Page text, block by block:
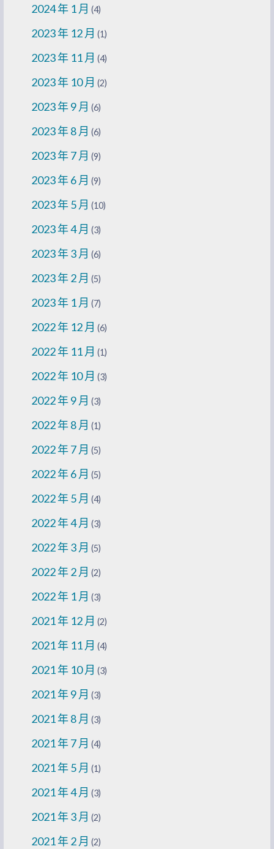
2024 年 1 月 (4)
2023 年 12 月 (1)
2023 年 11 月 (4)
2023 年 10 月 (2)
2023 年 9 月 (6)
2023 年 8 月 (6)
2023 年 7 月 (9)
2023 年 6 月 (9)
2023 年 5 月 (10)
2023 年 4 月 (3)
2023 年 3 月 (6)
2023 年 2 月 (5)
2023 年 1 月 (7)
2022 年 12 月 (6)
2022 年 11 月 (1)
2022 年 10 月 (3)
2022 年 9 月 (3)
2022 年 8 月 (1)
2022 年 7 月 (5)
2022 年 6 月 (5)
2022 年 5 月 (4)
2022 年 4 月 (3)
2022 年 3 月 (5)
2022 年 2 月 (2)
2022 年 1 月 (3)
2021 年 12 月 (2)
2021 年 11 月 (4)
2021 年 10 月 (3)
2021 年 9 月 (3)
2021 年 8 月 (3)
2021 年 7 月 (4)
2021 年 5 月 (1)
2021 年 4 月 (3)
2021 年 3 月 (2)
2021 年 2 月 (2)